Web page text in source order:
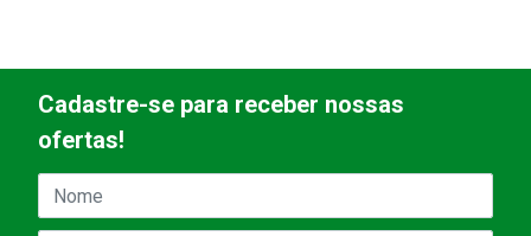
Cadastre-se para receber nossas
ofertas!